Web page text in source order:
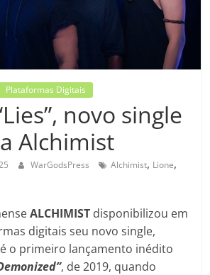
Plataformas Digitais
novo single
Alchimist
WarGodsPress Alchimist, Lione,
ALCHIMIST disponibilizou em
digitais seu novo single,
o primeiro lançamento inédito
, de 2019, quando